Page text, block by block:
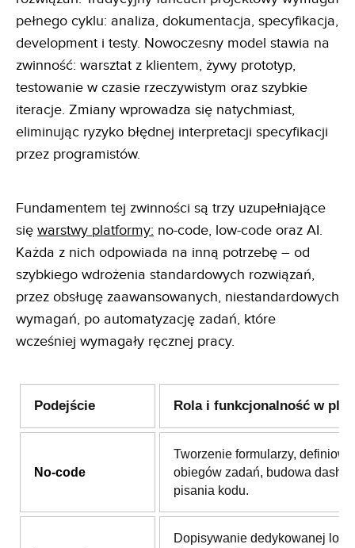
pełnego cyklu: analiza, dokumentacja, specyfikacja,
development i testy. Nowoczesny model stawia na
zwinność: warsztat z klientem, żywy prototyp,
testowanie w czasie rzeczywistym oraz szybkie
iteracje. Zmiany wprowadza się natychmiast,
eliminując ryzyko błędnej interpretacji specyfikacji
przez programistów.
Fundamentem tej zwinności są trzy uzupełniające
się warstwy platformy: no-code, low-code oraz AI.
Każda z nich odpowiada na inną potrzebę – od
szybkiego wdrożenia standardowych rozwiązań,
przez obsługę zaawansowanych, niestandardowych
wymagań, po automatyzację zadań, które
wcześniej wymagały ręcznej pracy.
Podejście Rola i funkcjonalność w
No-code
Tworzenie formularzy,
obiegów zadań, budowa
pisania kodu.
Dopisywanie dedykowanej